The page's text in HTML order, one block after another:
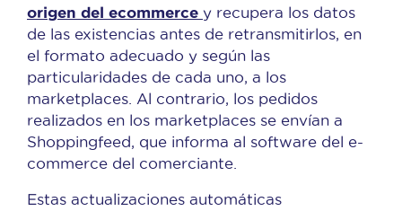
origen del ecommerce y recupera los datos
de las existencias antes de retransmitirlos, en
el formato adecuado y según las
particularidades de cada uno, a los
marketplaces. Al contrario, los pedidos
realizados en los marketplaces se envían a
Shoppingfeed, que informa al software del e-
commerce del comerciante.
Estas actualizaciones automáticas